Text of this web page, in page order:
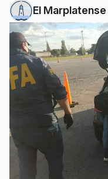
El Marplatense